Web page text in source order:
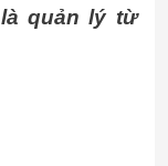
quản lý từ